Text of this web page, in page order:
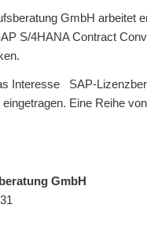
GmbH arbeitet
S/4HANA Contract
Interesse SAP-
Eine Reihe
GmbH